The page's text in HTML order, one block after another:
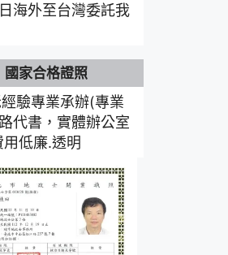
海外至台灣委託我
國家合格證照
驗專業承辦(專業
代書，實體辦公室
低廉.透明